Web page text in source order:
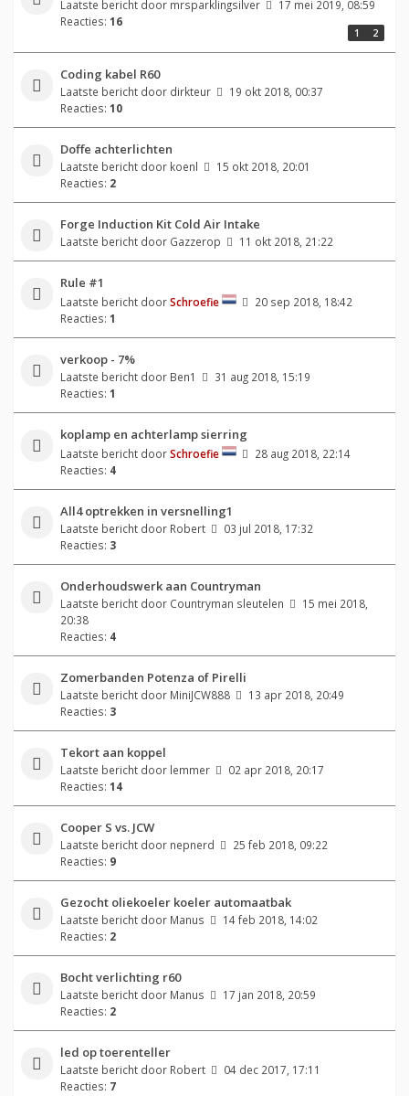
Laatste bericht door mrsparklingsilver
17 mei 2019, 08:59
Reacties: 16
1 2
Coding kabel R60
Laatste bericht door dirkteur
19 okt 2018, 00:37
Reacties: 10
Doffe achterlichten
Laatste bericht door koenl
15 okt 2018, 20:01
Reacties: 2
Forge Induction Kit Cold Air Intake
Laatste bericht door Gazzerop 11 okt 2018, 21:22
Rule #1
Laatste bericht doorSchroefie
20 sep 2018, 18:42
Reacties: 1
verkoop - 7%
Laatste bericht door Ben1
31 aug 2018, 15:19
Reacties: 1
koplamp en achterlamp sierring
Laatste bericht doorSchroefie
28 aug 2018, 22:14
Reacties: 4
All4 optrekken in versnelling1
Laatste bericht door Robert
03 jul 2018, 17:32
Reacties: 3
Onderhoudswerk aan Countryman
Laatste bericht door Countryman sleutelen
15 mei 2018,
20:38
Reacties: 4
Zomerbanden Potenza of Pirelli
Laatste bericht door MiniJCW888
13 apr 2018, 20:49
Reacties: 3
Tekort aan koppel
Laatste bericht door lemmer
02 apr 2018, 20:17
Reacties: 14
Cooper S vs. JCW
Laatste bericht door nepnerd
25 feb 2018, 09:22
Reacties: 9
Gezocht oliekoeler koeler automaatbak
Laatste bericht door Manus
14 feb 2018, 14:02
Reacties: 2
Bocht verlichting r60
Laatste bericht door Manus
17 jan 2018, 20:59
Reacties: 2
led op toerenteller
Laatste bericht door Robert
04 dec 2017, 17:11
Reacties: 7